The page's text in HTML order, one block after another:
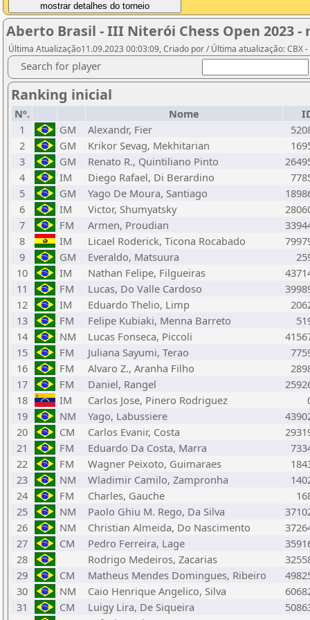
Aberto Brasil - III Niterói Chess Open 2023 -
Última Atualização11.09.2023 00:03:09, Criado por / Última atualização: CBX
Search for player
Ranking inicial
Nº. Nome
1
GM Alexandr, Fier
2
GM Krikor Sevag, Mekhitarian
3
GM Renato R., Quintiliano Pinto
4
IM Diego Rafael, Di Berardino
5
GM Yago De Moura, Santiago
6
IM Victor, Shumyatsky
7
FM Armen, Proudian
8
IM Licael Roderick, Ticona Rocabado
9
GM Everaldo, Matsuura
10
IM Nathan Felipe, Filgueiras
11
FM Lucas, Do Valle Cardoso
12
IM Eduardo Thelio, Limp
13
FM Felipe Kubiaki, Menna Barreto
14
NM Lucas Fonseca, Piccoli
15
FM Juliana Sayumi, Terao
16
FM Alvaro Z., Aranha Filho
17
FM Daniel, Rangel
18
IM Carlos Jose, Pinero Rodriguez
19
NM Yago, Labussiere
20
CM Carlos Evanir, Costa
21
FM Eduardo Da Costa, Marra
22
FM Wagner Peixoto, Guimaraes
23
NM Wladimir Camilo, Zampronha
24
FM Charles, Gauche
25
NM Paolo Ghiu M. Rego, Da Silva
26
NM Christian Almeida, Do Nascimento
27
CM Pedro Ferreira, Lage
28
Rodrigo Medeiros, Zacarias
29
CM Matheus Mendes Domingues, Ribeiro
30
NM Caio Henrique Angelico, Silva
31
CM Luigy Lira, De Siqueira